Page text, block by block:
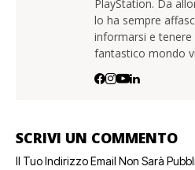
PlayStation. Da
lo ha sempre
informarsi e
fantastico mondo
SCRIVI UN COMMENTO
Il Tuo Indirizzo Email Non Sarà